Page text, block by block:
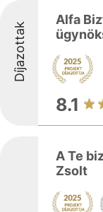
Díjazottak
Alfa
8.1
A Te
Zsolt